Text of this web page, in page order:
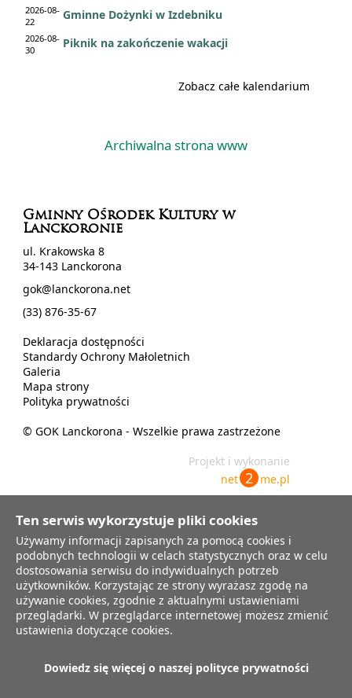
2026-08-
22
Gminne Dożynki w Izdebniku
2026-08-
30
Piknik na zakończenie wakacji
Zobacz całe kalendarium
Archiwalna strona www
Gminny Ośrodek Kultury w
Lanckoronie
ul. Krakowska 8
34-143 Lanckorona
gok@lanckorona.net
(33) 876-35-67
Deklaracja dostępności
Standardy Ochrony Małoletnich
Galeria
Mapa strony
Polityka prywatności
© GOK Lanckorona - Wszelkie prawa zastrzeżone
Projekt i wykonanie
net 2 me.pl
Informujmy, że Administratorem Danych Osobowych jest Gminny
Ośrodek Kultury w Lanckoronie z siedzibą przy ul. Krakowska 8, 34-143
Lanckorona, tel.33 876 35 67. Funkcję inspektora ochrony danych
osobowych pełni Pani Marta Niestrawska-Dróżdż, z którą można się
kontaktować poprzez email: gok@lanckorona.net Przesyłane dane
osobowe będą przetwarzane wyłącznie w celu prowadzenia
korespondencji. Każda osoba przesyłając wiadomość zawierającą jej dane
osobowe drogą elektroniczną ma prawo dostępu do tych danych, żądania
ich usunięcia, sprostowania, ograniczenia przetwarzania lub sprzeciwu
Ten serwis wykorzystuje pliki cookies
Używamy informacji zapisanych za pomocą cookies i
podobnych technologii w celach statystycznych oraz w celu
dostosowania serwisu do indywidualnych potrzeb
użytkowników. Korzystając ze strony wyrażasz zgodę na
używanie cookies, zgodnie z aktualnymi ustawieniami
przeglądarki. W przeglądarce internetowej możesz zmienić
ustawienia dotyczące cookies.
Dowiedz się więcej o naszej polityce prywatności